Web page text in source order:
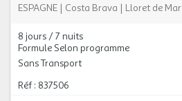
ESPAGNE | Costa Brava | Lloret de Mar
8 jours / 7 nuits
Formule Selon programme
Sans Transport
Réf : 837506